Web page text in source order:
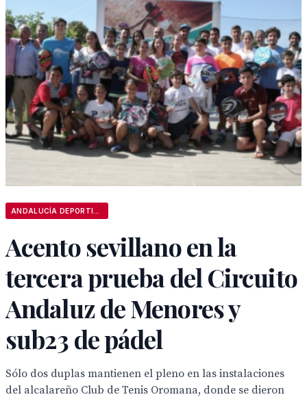
Acento sevillano en la
tercera prueba del Circuito
Andaluz de Menores y
sub23 de pádel
Sólo dos duplas mantienen el pleno en las instalaciones
del alcalareño Club de Tenis Oromana, donde se dieron